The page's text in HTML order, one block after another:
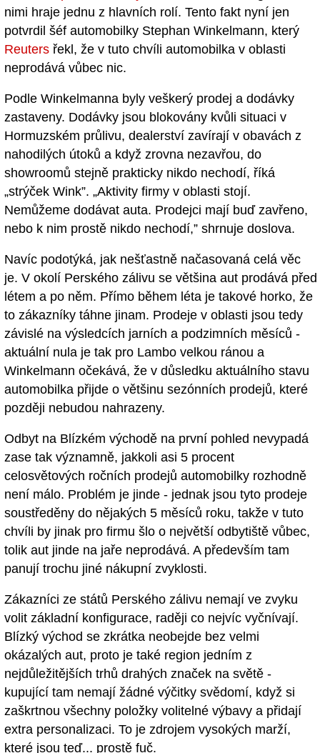
nimi hraje jednu z hlavních rolí. Tento fakt nyní jen
potvrdil šéf automobilky Stephan Winkelmann, který
Reuters řekl, že v tuto chvíli automobilka v oblasti
neprodává vůbec nic.
Podle Winkelmanna byly veškerý prodej a dodávky
zastaveny. Dodávky jsou blokovány kvůli situaci v
Hormuzském průlivu, dealerství zavírají v obavách z
nahodilých útoků a když zrovna nezavřou, do
showroomů stejně prakticky nikdo nechodí, říká
„strýček Wink”. „Aktivity firmy v oblasti stojí.
Nemůžeme dodávat auta. Prodejci mají buď zavřeno,
nebo k nim prostě nikdo nechodí,” shrnuje doslova.
Navíc podotýká, jak nešťastně načasovaná celá věc
je. V okolí Perského zálivu se většina aut prodává před
létem a po něm. Přímo během léta je takové horko, že
to zákazníky táhne jinam. Prodeje v oblasti jsou tedy
závislé na výsledcích jarních a podzimních měsíců -
aktuální nula je tak pro Lambo velkou ránou a
Winkelmann očekává, že v důsledku aktuálního stavu
automobilka přijde o většinu sezónních prodejů, které
později nebudou nahrazeny.
Odbyt na Blízkém východě na první pohled nevypadá
zase tak významně, jakkoli asi 5 procent
celosvětových ročních prodejů automobilky rozhodně
není málo. Problém je jinde - jednak jsou tyto prodeje
soustředěny do nějakých 5 měsíců roku, takže v tuto
chvíli by jinak pro firmu šlo o největší odbytiště vůbec,
tolik aut jinde na jaře neprodává. A především tam
panují trochu jiné nákupní zvyklosti.
Zákazníci ze států Perského zálivu nemají ve zvyku
volit základní konfigurace, raději co nejvíc vyčnívají.
Blízký východ se zkrátka neobejde bez velmi
okázalých aut, proto je také region jedním z
nejdůležitějších trhů drahých značek na světě -
kupující tam nemají žádné výčitky svědomí, když si
zaškrtnou všechny položky volitelné výbavy a přidají
extra personalizaci. To je zdrojem vysokých marží,
které jsou teď... prostě fuč.